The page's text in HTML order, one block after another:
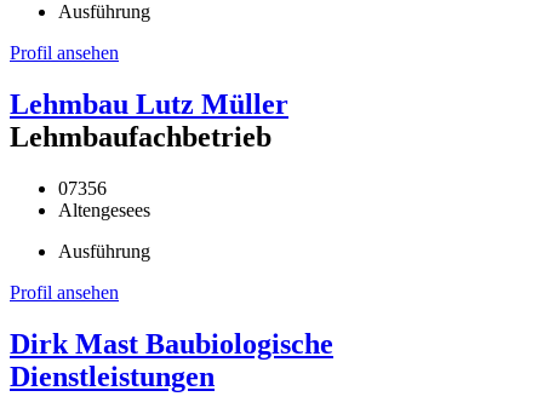
Ausführung
Profil ansehen
Lehmbau Lutz Müller
Lehmbaufachbetrieb
07356
Altengesees
Ausführung
Profil ansehen
Dirk Mast Baubiologische
Dienstleistungen